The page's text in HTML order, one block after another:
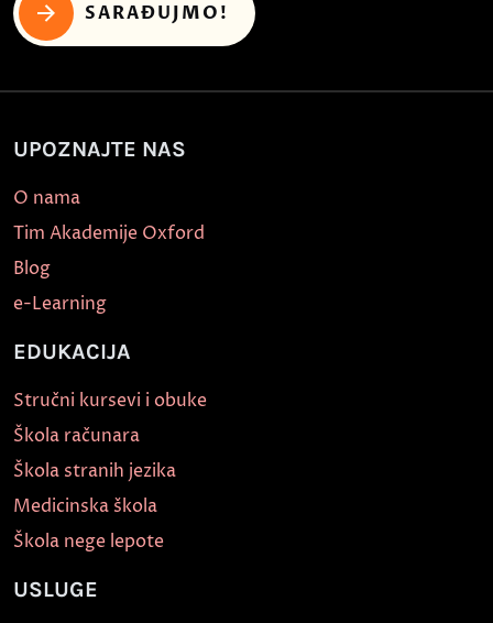
SARAĐUJMO!
UPOZNAJTE NAS
O nama
Tim Akademije Oxford
Blog
e-Learning
EDUKACIJA
Stručni kursevi i obuke
Škola računara
Škola stranih jezika
Medicinska škola
Škola nege lepote
USLUGE